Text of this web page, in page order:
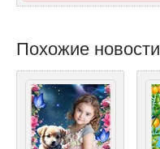
Похожие новости